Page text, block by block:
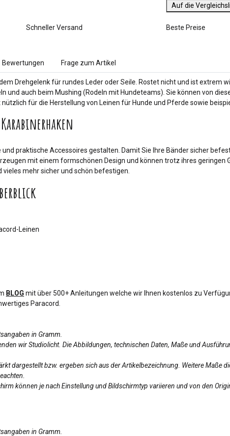
Auf die
Schneller Versand Beste Preise
Bewertungen Frage zum Artikel
Drehgelenk für rundes Leder oder Seile. Rostet nicht und ist extrem
und auch beim Mushing (Rodeln mit Hundeteams). Sie können von
für die Herstellung von Leinen für Hunde und Pferde sowie
und praktische Accessoires gestalten. Damit Sie Ihre Bänder sicher
mit einem formschönen Design und können trotz ihres geringen
vieles mehr sicher und schön befestigen.
Leinen
BLOG mit über 500+ Anleitungen welche wir Ihnen kostenlos zu
Paracord.
in Gramm.
wir Studiolicht. Die Abbildungen, technischen Daten, Maße und
dargestellt bzw. ergeben sich aus der Artikelbezeichnung. Weitere Maße
können je nach Einstellung und Bildschirmtyp variieren und von den
in Gramm.